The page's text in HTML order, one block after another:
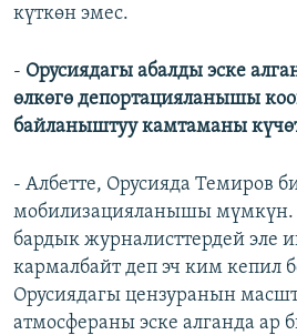
күткөн эмес.
- Орусиядагы абалды эске
өлкөгө депортацияланышы
байланыштуу камтаманы
- Албетте, Орусияда Темиров
мобилизацияланышы
бардык журналисттердей эле
кармалбайт деп эч ким кепил
Орусиядагы цензуранын
атмосфераны эске алганда ар